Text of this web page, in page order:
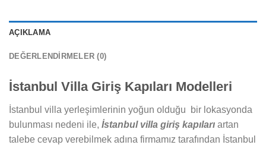
AÇIKLAMA
DEĞERLENDIRMELER (0)
İstanbul Villa Giriş Kapıları Modelleri
İstanbul villa yerleşimlerinin yoğun olduğu bir lokasyonda
bulunması nedeni ile, İstanbul villa giriş kapıları artan
talebe cevap verebilmek adına firmamız tarafından İstanbul